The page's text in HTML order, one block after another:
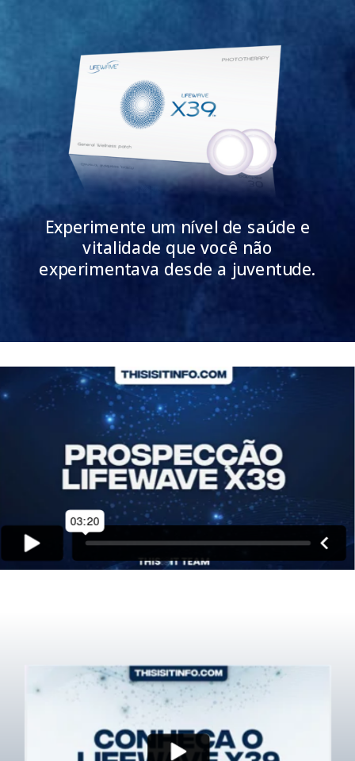
Experimente um nível de saúde e
vitalidade que você não
experimentava desde a juventude.